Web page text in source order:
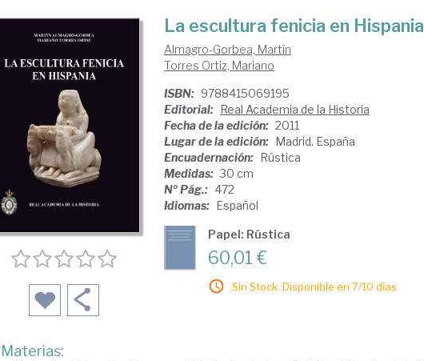
La escultura fenicia en Hispania
Almagro-Gorbea, Martín
Torres Ortiz, Mariano
ISBN: 9788415069195
Editorial: Real Academia de la Historia
Fecha de la edición: 2011
Lugar de la edición: Madrid. España
Encuadernación: Rústica
Medidas: 30 cm
Nº Pág.: 472
Idiomas: Español
Papel: Rústica
60,01 €
Sin Stock. Disponible en 7/10 días.
Materias: